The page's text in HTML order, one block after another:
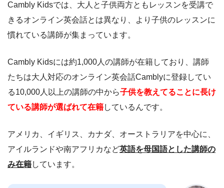
Cambly Kidsでは、大人と子供両方ともレッスンを受講で
きるオンライン英会話とは異なり、より子供のレッスンに
慣れている講師が集まっています。
Cambly Kidsには約1,000人の講師が在籍しており、講師
たちは大人対応のオンライン英会話Camblyに登録してい
る10,000人以上の講師の中から子供を教えてることに長け
ている講師が選ばれて在籍しているんです。
アメリカ、イギリス、カナダ、オーストラリアを中心に、
アイルランドや南アフリカなど英語を母国語とした講師の
み在籍しています。